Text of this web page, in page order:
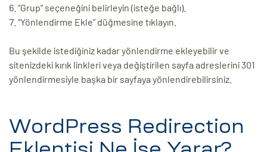
“Grup” seçeneğini belirleyin (isteğe bağlı).
“Yönlendirme Ekle” düğmesine tıklayın.
Bu şekilde istediğiniz kadar yönlendirme ekleyebilir ve
sitenizdeki kırık linkleri veya değiştirilen sayfa adreslerini 301
yönlendirmesiyle başka bir sayfaya yönlendirebilirsiniz.
WordPress Redirection